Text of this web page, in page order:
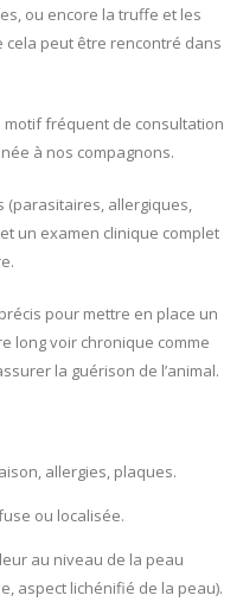
ou encore la truffe et les
cela peut être rencontré dans
fréquent de consultation
à nos compagnons.
(parasitaires, allergiques,
un examen clinique complet
pour mettre en place un
long voir chronique comme
la guérison de l’animal.
allergies, plaques.
ou localisée.
au niveau de la peau
aspect lichénifié de la peau).